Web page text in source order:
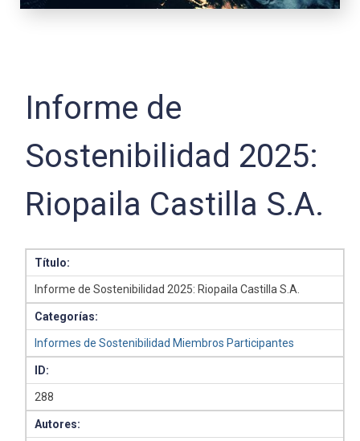
Informe de
Sostenibilidad 2025:
Riopaila Castilla S.A.
Título:
Informe de Sostenibilidad 2025: Riopaila Castilla S.A.
Categorías:
Informes de Sostenibilidad Miembros Participantes
ID:
288
Autores: